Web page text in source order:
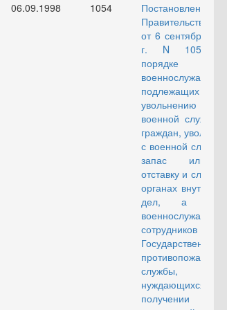
06.09.1998 1054
Постановление
Правительства РФ
от 6 сентября 1998
г. N 1054 "О
порядке учета
военнослужащих,
подлежащих
увольнению с
военной службы, и
граждан, уволенных
с военной службы в
запас или в
отставку и службы в
органах внутренних
дел, а также
военнослужащих и
сотрудников
Государственной
противопожарной
службы,
нуждающихся в
получении жилых